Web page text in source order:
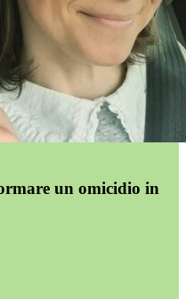
un omicidio in